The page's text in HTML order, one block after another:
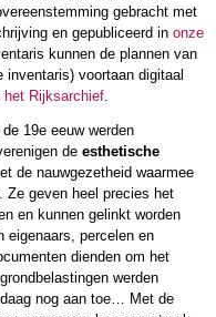
gebracht met
en gepubliceerd in onze
kunnen de plannen van
voortaan digitaal
Rijksarchief.
19e eeuw werden
de esthetische
de nauwgezetheid waarmee
Ze geven heel precies het
en kunnen gelinkt worden
eigenaars, percelen en
dienden om het
werden
nog aan toe… Met de